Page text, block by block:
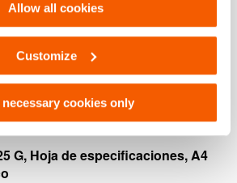
Allow all cookies
Customize
necessary cookies only
Guide – Hydraulic hoses & couplers
KB
Descargar
G, Hoja de especificaciones, A4